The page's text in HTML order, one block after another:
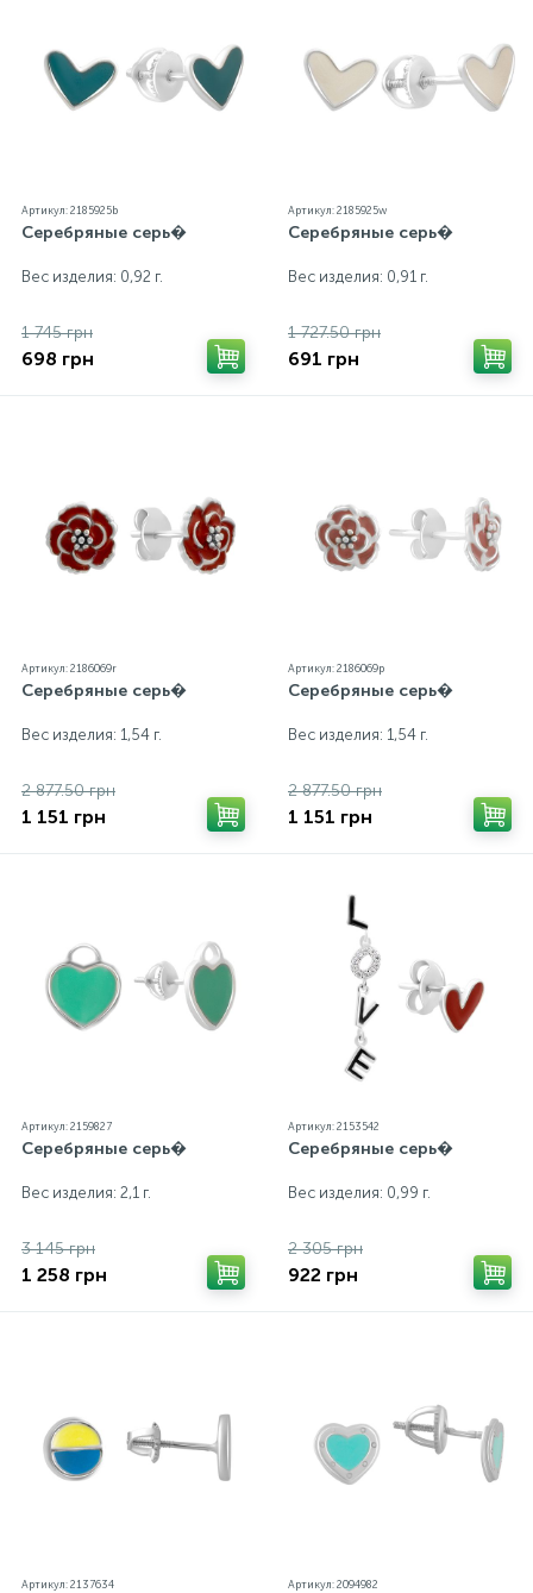
экрана
Артикул: 2185925b
Серебряные серь�
Вес изделия: 0,92 г.
1 745 грн
698 грн
Артикул: 2185925w
Серебряные серь�
Вес изделия: 0,91 г.
1 727.50 грн
691 грн
Артикул: 2186069r
Серебряные серь�
Вес изделия: 1,54 г.
2 877.50 грн
1 151 грн
Артикул: 2186069p
Серебряные серь�
Вес изделия: 1,54 г.
2 877.50 грн
1 151 грн
Артикул: 2159827
Серебряные серь�
Вес изделия: 2,1 г.
3 145 грн
1 258 грн
Артикул: 2153542
Серебряные серь�
Вес изделия: 0,99 г.
2 305 грн
922 грн
Артикул: 2137634 Артикул: 2094982